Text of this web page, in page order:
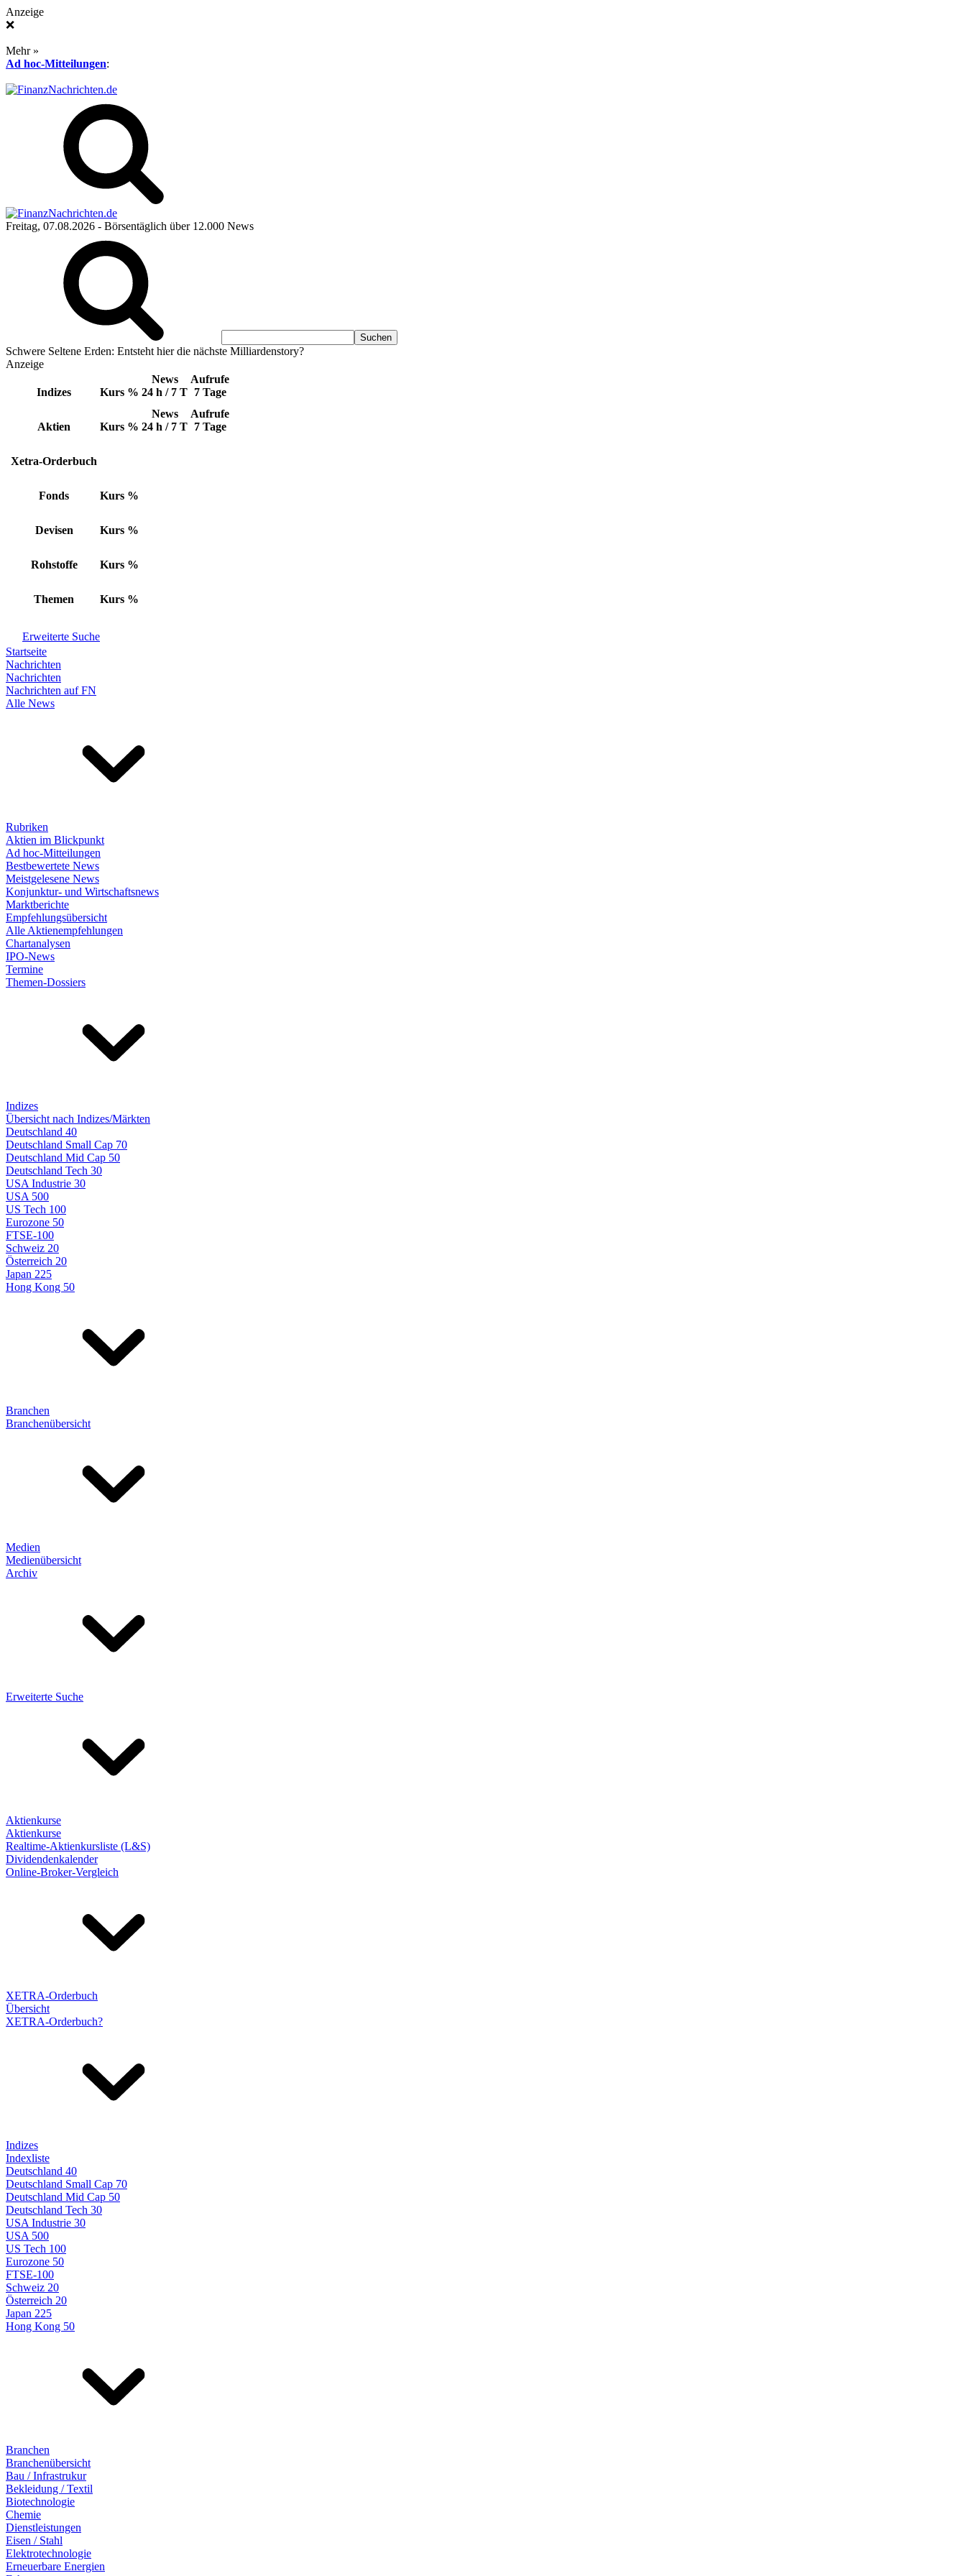
Anzeige
❌
Mehr »
Ad hoc-Mitteilungen:
Freitag, 07.08.2026 - Börsentäglich über 12.000 News
Schwere Seltene Erden: Entsteht hier die nächste Milliardenstory?
Anzeige
Indizes Kurs %
News
24 h / 7 T
Aufrufe
7 Tage
Aktien Kurs %
News
24 h / 7 T
Aufrufe
7 Tage
Xetra-Orderbuch
Fonds Kurs %
Devisen Kurs %
Rohstoffe Kurs %
Themen Kurs %
Erweiterte Suche
Startseite
Nachrichten
Nachrichten
Nachrichten auf FN
Alle News
Rubriken
Aktien im Blickpunkt
Ad hoc-Mitteilungen
Bestbewertete News
Meistgelesene News
Konjunktur- und Wirtschaftsnews
Marktberichte
Empfehlungsübersicht
Alle Aktienempfehlungen
Chartanalysen
IPO-News
Termine
Themen-Dossiers
Indizes
Übersicht nach Indizes/Märkten
Deutschland 40
Deutschland Small Cap 70
Deutschland Mid Cap 50
Deutschland Tech 30
USA Industrie 30
USA 500
US Tech 100
Eurozone 50
FTSE-100
Schweiz 20
Österreich 20
Japan 225
Hong Kong 50
Branchen
Branchenübersicht
Medien
Medienübersicht
Archiv
Erweiterte Suche
Aktienkurse
Aktienkurse
Realtime-Aktienkursliste (L&S)
Dividendenkalender
Online-Broker-Vergleich
XETRA-Orderbuch
Übersicht
XETRA-Orderbuch?
Indizes
Indexliste
Deutschland 40
Deutschland Small Cap 70
Deutschland Mid Cap 50
Deutschland Tech 30
USA Industrie 30
USA 500
US Tech 100
Eurozone 50
FTSE-100
Schweiz 20
Österreich 20
Japan 225
Hong Kong 50
Branchen
Branchenübersicht
Bau / Infrastrukur
Bekleidung / Textil
Biotechnologie
Chemie
Dienstleistungen
Eisen / Stahl
Elektrotechnologie
Erneuerbare Energien